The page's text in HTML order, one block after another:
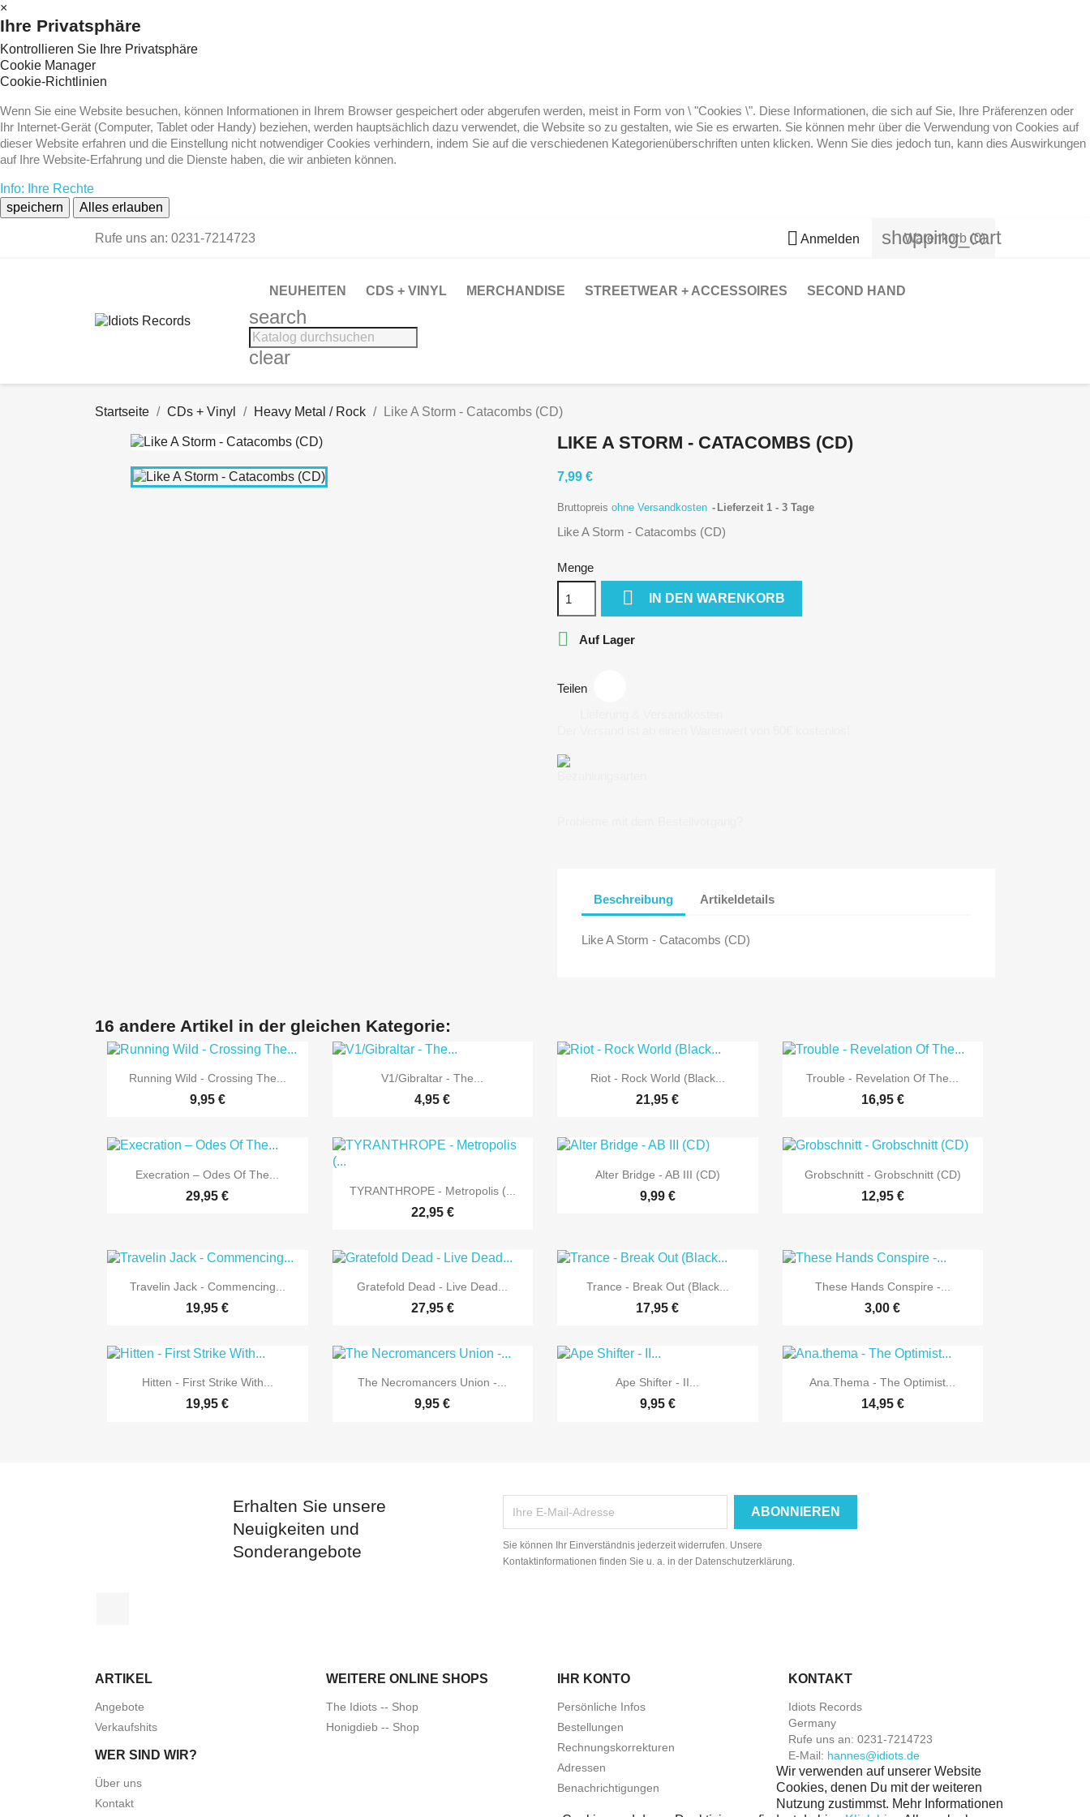
×
Ihre Privatsphäre
Kontrollieren Sie Ihre Privatsphäre
Cookie Manager
Cookie-Richtlinien
Wenn Sie eine Website besuchen, können Informationen in Ihrem Browser gespeichert oder abgerufen werden, meist in Form von \ "Cookies \". Diese Informationen, die sich auf Sie, Ihre Präferenzen oder
Ihr Internet-Gerät (Computer, Tablet oder Handy) beziehen, werden hauptsächlich dazu verwendet, die Website so zu gestalten, wie Sie es erwarten. Sie können mehr über die Verwendung von Cookies auf
dieser Website erfahren und die Einstellung nicht notwendiger Cookies verhindern, indem Sie auf die verschiedenen Kategorienüberschriften unten klicken. Wenn Sie dies jedoch tun, kann dies Auswirkungen
auf Ihre Website-Erfahrung und die Dienste haben, die wir anbieten können.
Info: Ihre Rechte
speichern
Alles erlauben
Rufe uns an: 0231-7214723  Anmelden shopping_cart
Warenkorb (0)
NEUHEITEN CDS + VINYL MERCHANDISE STREETWEAR + ACCESSOIRES SECOND HAND
search
clear
Startseite CDs + Vinyl Heavy Metal / Rock Like A Storm - Catacombs (CD)
LIKE A STORM - CATACOMBS (CD)
7,99 €
Bruttopreis ohne Versandkosten Lieferzeit 1 - 3 Tage
Like A Storm - Catacombs (CD)
Menge
 IN DEN WARENKORB
 Auf Lager
Teilen
Beschreibung Artikeldetails
Like A Storm - Catacombs (CD)
16 andere Artikel in der gleichen Kategorie:
 Vorschau
Running Wild - Crossing The...
9,95 €
 Vorschau
V1/Gibraltar - The...
4,95 €
 Vorschau
Riot - Rock World (Black...
21,95 €
 Vorschau
Trouble - Revelation Of The...
16,95 €
 Vorschau
Execration ‎– Odes Of The...
29,95 €  Vorschau
TYRANTHROPE - Metropolis (...
22,95 €
 Vorschau
Alter Bridge - AB III (CD)
9,99 €
 Vorschau
Grobschnitt - Grobschnitt (CD)
12,95 €
 Vorschau
Travelin Jack - Commencing...
19,95 €
 Vorschau
Gratefold Dead - Live Dead...
27,95 €
 Vorschau
Trance - Break Out (Black...
17,95 €
 Vorschau
These Hands Conspire -...
3,00 €
 Vorschau
Hitten - First Strike With...
19,95 €
 Vorschau
The Necromancers Union -...
9,95 €
 Vorschau
Ape Shifter - II...
9,95 €
 Vorschau
Ana.thema - The Optimist...
14,95 €
Erhalten Sie unsere
Neuigkeiten und
Sonderangebote
Sie können Ihr Einverständnis jederzeit widerrufen. Unsere
Kontaktinformationen finden Sie u. a. in der Datenschutzerklärung.
ARTIKEL
Angebote
Verkaufshits
WEITERE ONLINE SHOPS
The Idiots -- Shop
Honigdieb -- Shop
WER SIND WIR?
Über uns
Kontakt
IHR KONTO
Persönliche Infos
Bestellungen
Rechnungskorrekturen
Adressen
Benachrichtigungen
KONTAKT
Idiots Records
Germany
Rufe uns an: 0231-7214723
E-Mail: hannes@idiots.de
Wir verwenden auf unserer Website
Cookies, denen Du mit der weiteren
Nutzung zustimmst. Mehr Informationen